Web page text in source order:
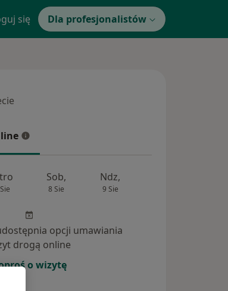
się Dla profesjonalistów
Sob,
8 Sie
Ndz,
9 Sie
opcji umawiania
drogą online
o wizytę